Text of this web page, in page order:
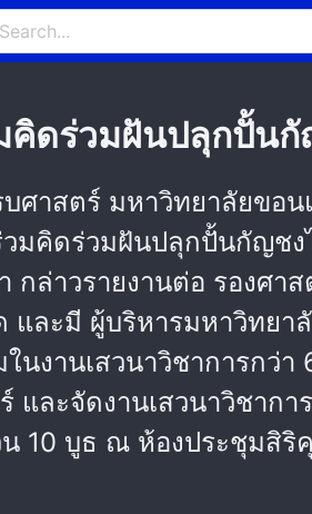
คิดร่วมฝันปลุกปั้น
ศาสตร์ มหาวิทยาลัยขอ
วมคิดร่วมฝันปลุกปั้นกัญช
ล่าวรายงานต่อ รองศา
และมี ผู้บริหารมหาวิทย
นงานเสวนาวิชาการก
และจัดงานเสวนาวิชาก
10 บูธ ณ ห้องประชุมสิ